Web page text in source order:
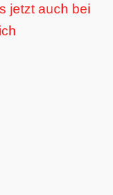
jetzt auch bei